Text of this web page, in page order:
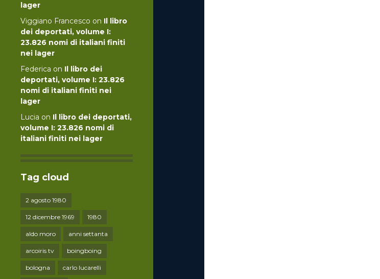
lager
Viggiano Francesco on Il libro
dei deportati, volume I:
23.826 nomi di italiani finiti
nei lager
Federica on Il libro dei
deportati, volume I: 23.826
nomi di italiani finiti nei
lager
Lucia on Il libro dei deportati,
volume I: 23.826 nomi di
italiani finiti nei lager
Tag cloud
2 agosto 1980
12 dicembre 1969 1980
aldo moro anni settanta
arcoiris tv boingboing
bologna carlo lucarelli